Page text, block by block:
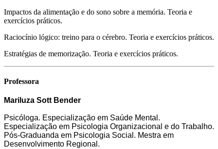
Impactos da alimentação e do sono sobre a memória. Teoria e
exercícios práticos.
Raciocínio lógico: treino para o cérebro. Teoria e exercícios práticos.
Estratégias de memorização. Teoria e exercícios práticos.
Professora
Mariluza Sott Bender
Psicóloga. Especialização em Saúde Mental.
Especialização em Psicologia Organizacional e do Trabalho.
Pós-Graduanda em Psicologia Social. Mestra em
Desenvolvimento Regional.